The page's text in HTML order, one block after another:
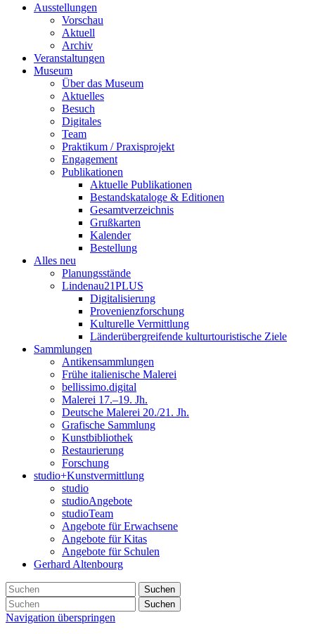
Ausstellungen
Vorschau
Aktuell
Archiv
Veranstaltungen
Museum
Über das Museum
Aktuelles
Besuch
Digitales
Team
Praktikum / Praxisprojekt
Engagement
Publikationen
Aktuelle Publikationen
Bestandskataloge & Editionen
Gesamtverzeichnis
Grußkarten
Kalender
Bestellung
Alles neu
Planungsstände
Lindenau21PLUS
Digitalisierung
Provenienzforschung
Kulturelle Vermittlung
Länderübergreifende kulturtouristische Ziele
Sammlungen
Antikensammlungen
Frühe italienische Malerei
bellissimo.digital
Malerei 17.–19. Jh.
Deutsche Malerei 20./21. Jh.
Grafische Sammlung
Kunstbibliothek
Restaurierung
Forschung
studio+Kunstvermittlung
studio
studioAngebote
studioTeam
Angebote für Erwachsene
Angebote für Kitas
Angebote für Schulen
Gerhard Altenbourg
Suchen
Suchen
Navigation überspringen